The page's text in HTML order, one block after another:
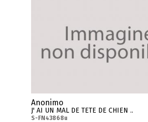
Anonimo
J' AI UN MAL DE TETE DE CHIEN ..
S-FN43868u